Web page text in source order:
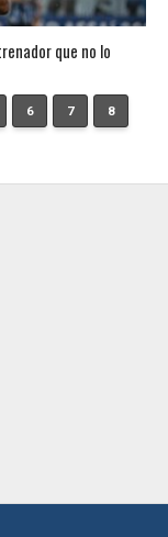
que no lo
6 7 8